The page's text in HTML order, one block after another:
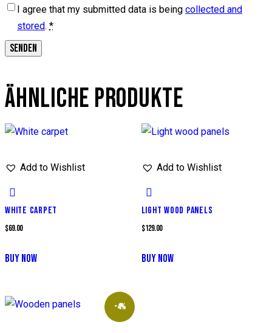
I agree that my submitted data is being collected and
stored. *
ÄHNLICHE PRODUKTE
Add to Wishlist
WHITE CARPET
$69.00
BUY NOW
Add to Wishlist
LIGHT WOOD PANELS
$129.00
BUY NOW
-4%